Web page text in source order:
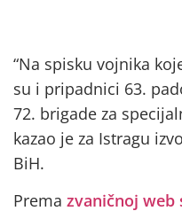
“Na spisku vojnika
su i pripadnici 63.
72. brigade za
kazao je za Istragu
BiH.
Prema zvaničnoj web